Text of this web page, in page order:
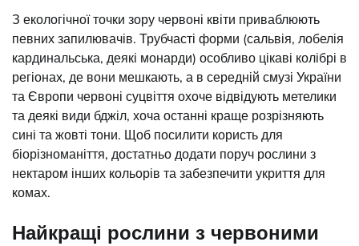
З екологічної точки зору червоні квіти приваблюють
певних запилювачів. Трубчасті форми (сальвія, лобелія
кардинальська, деякі монарди) особливо цікаві колібрі в
регіонах, де вони мешкають, а в середній смузі України
та Європи червоні суцвіття охоче відвідують метелики
та деякі види бджіл, хоча останні краще розрізняють
сині та жовті тони. Щоб посилити користь для
біорізноманіття, достатньо додати поруч рослини з
нектаром інших кольорів та забезпечити укриття для
комах.
Найкращі рослини з червоними